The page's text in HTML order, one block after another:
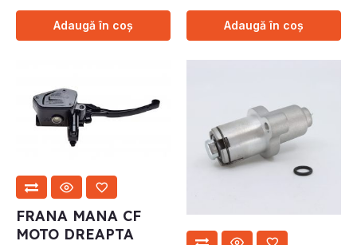
Adaugă în coș Adaugă în coș
FRANA MANA CF
MOTO DREAPTA